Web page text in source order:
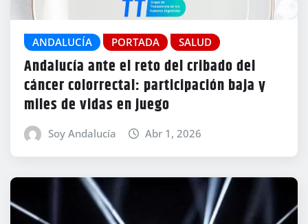
ANDALUCÍA PORTADA SALUD
Andalucía ante el reto del cribado del
cáncer colorrectal: participación baja y
miles de vidas en juego
Soy Andalucía Abr 1, 2026